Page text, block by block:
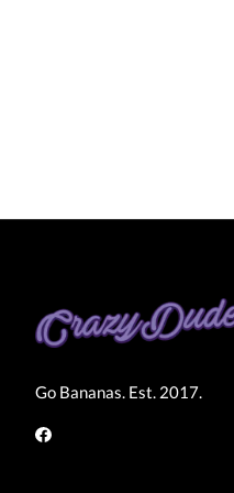
Go Bananas. Est. 2017.